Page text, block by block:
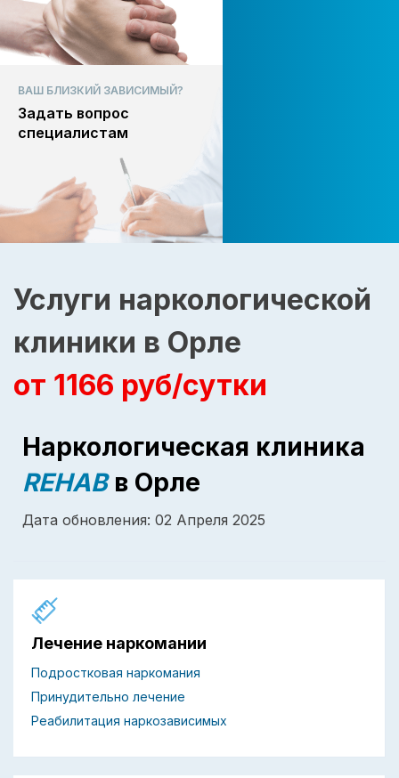
ВАШ БЛИЗКИЙ ЗАВИСИМЫЙ?
Задать вопрос
специалистам
Услуги наркологической
клиники в Орле
от 1166 руб/сутки
Лечение наркомании
Подростковая наркомания
Принудительно лечение
Реабилитация наркозависимых
Наркологическая клиника
REHABв Орле
Дата обновления: 02 Апреля 2025